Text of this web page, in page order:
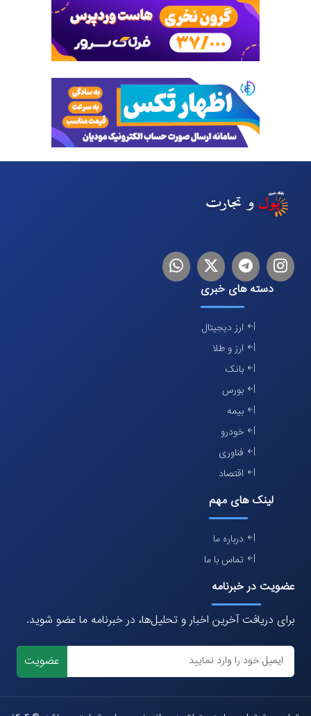
اینستاگرام
تلگرام توییترلینکدین
دسته های خبری
ارز دیجیتال
ارز و طلا
بانک
بورس
بیمه
خودرو
فناوری
اقتصاد
لینک های مهم
درباره ما
تماس با ما
عضویت در خبرنامه
برای دریافت آخرین اخبار و تحلیل‌ها، در خبرنامه ما عضو شوید.
عضویت